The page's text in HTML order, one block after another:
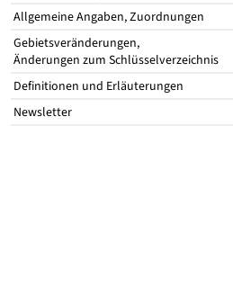
Allgemeine Angaben, Zuordnungen
Gebietsveränderungen,
Änderungen zum Schlüsselverzeichnis
Definitionen und Erläuterungen
Newsletter